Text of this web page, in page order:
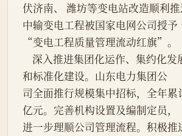
伏济南、 潍坊等变电站改造顺利
中输变电工程被国家电网公司授予
“变电工程质量管理流动红旗”。
和标准化建设。山东电力集团公
司全面推行规模集中招标，全年累
亿元。完善机构设置及编制定员，
进一步理顺公司管理流程。积极推